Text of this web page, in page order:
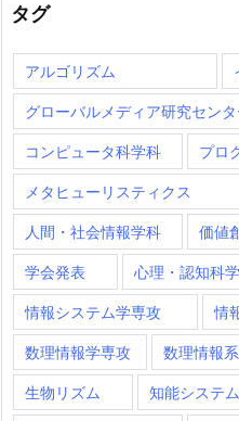
タグ
アルゴリズム
グローバルメディア研究センタ
コンピュータ科学科 プロ
メタヒューリスティクス
人間・社会情報学科 価値
学会発表 心理・認知科
情報システム学専攻 情
数理情報学専攻 数理情報系
生物リズム 知能システ